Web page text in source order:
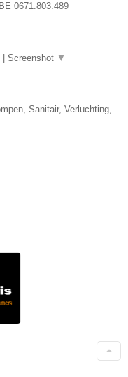
BE 0671.803.489
Screenshot ▼
Sanitair, Verluchting,